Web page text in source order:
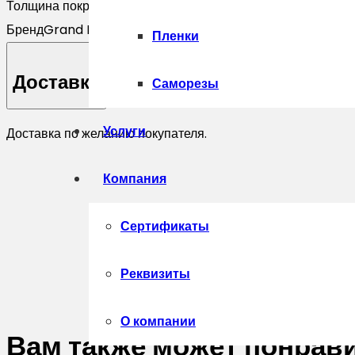
Пленки
Саморезы
Услуги
Компания
Сертификаты
Реквизиты
О компании
Толщина покрытия, мкм
БрендGrand Line
Доставка
Доставка по желанию покупателя.
Вам также может